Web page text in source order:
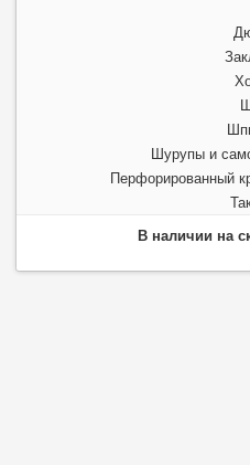
Шурупы и
Перфорированный
В наличии на